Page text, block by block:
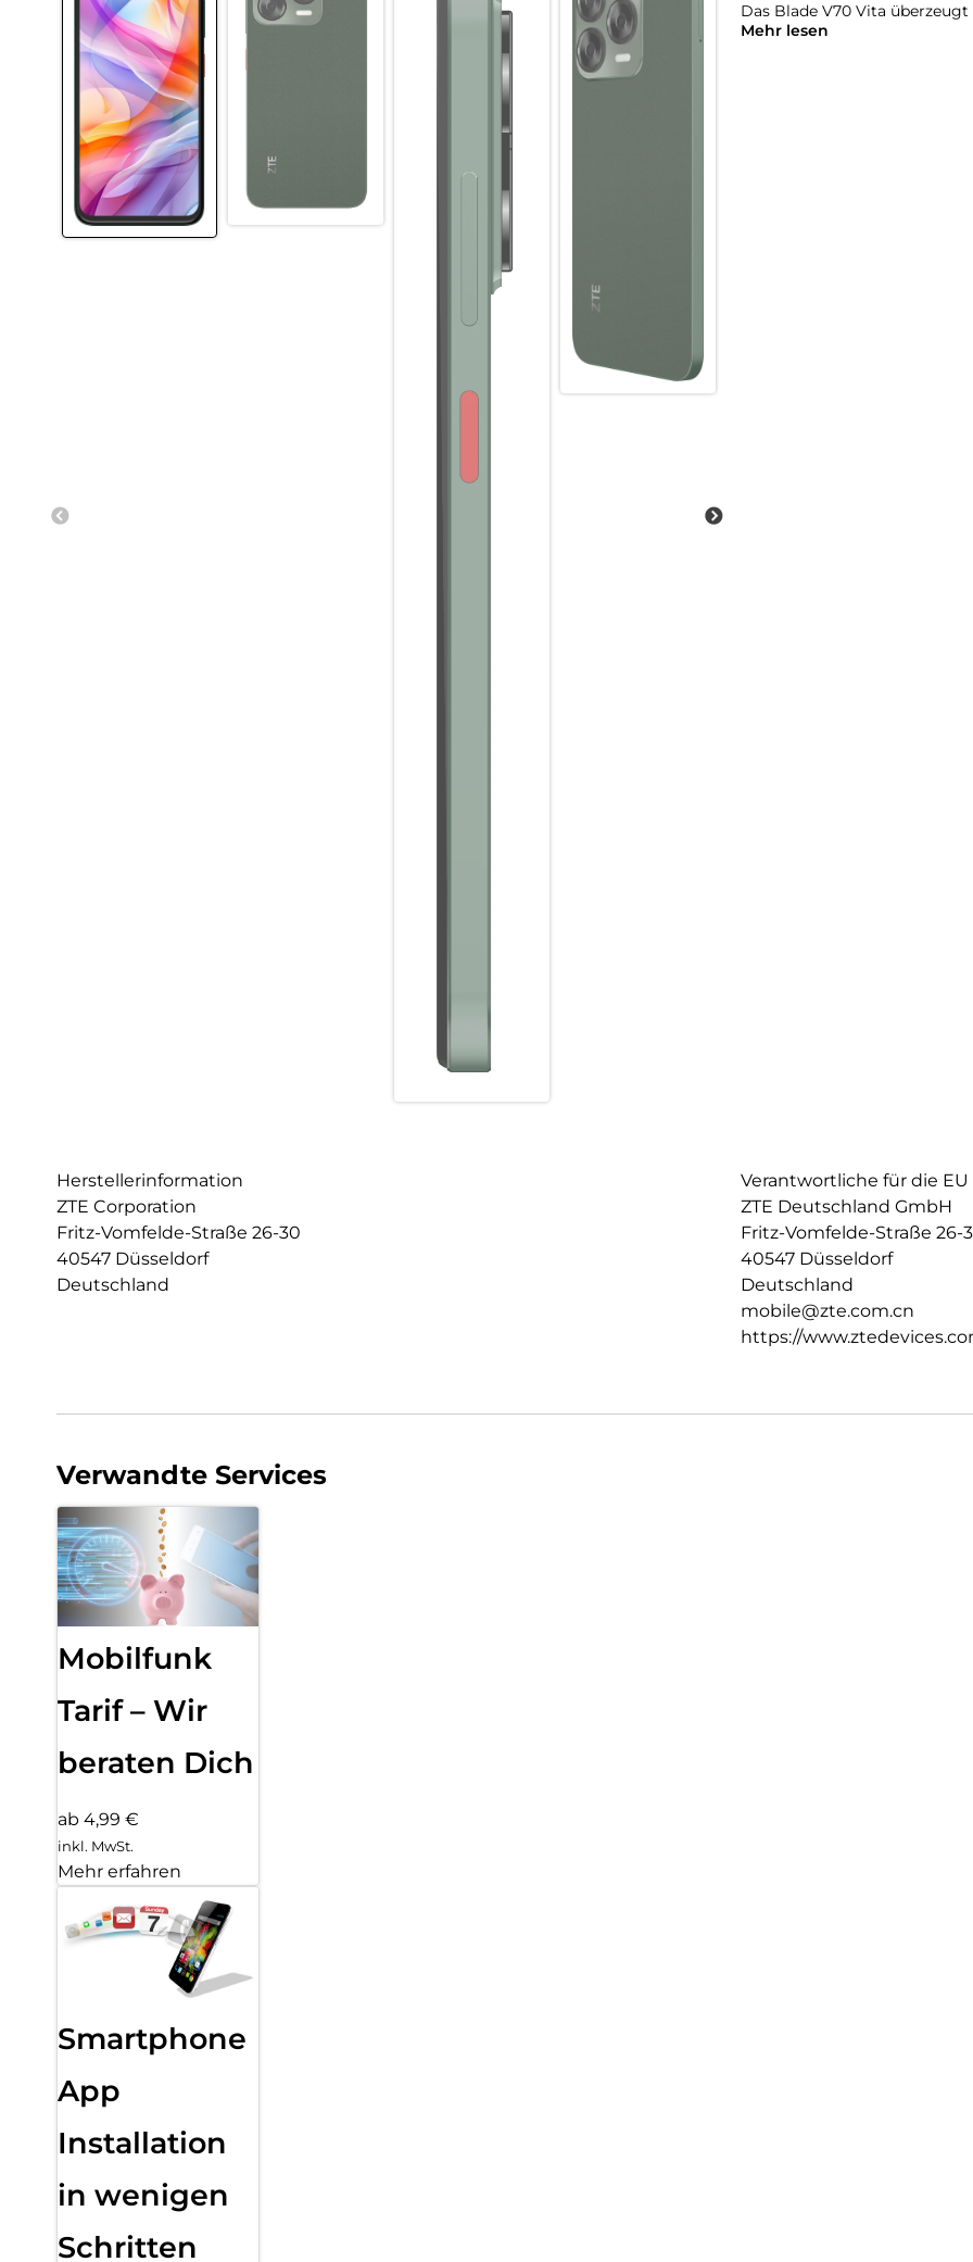
Das Blade V70 Vita
Beide Varianten sind nicht
Mehr lesen
Herstellerinformation
ZTE Corporation
Fritz-Vomfelde-Straße 26-30
40547 Düsseldorf
Deutschland
Verantwortliche für die EU
ZTE Deutschland GmbH
Fritz-Vomfelde-Straße 26-
40547 Düsseldorf
Deutschland
mobile@zte.com.cn
https://
Verwandte Services
Mobilfunk
Tarif – Wir
beraten Dich
ab 4,99 €
inkl. MwSt.
Mehr erfahren
Smartphone
App
Installation
in wenigen
Schritten